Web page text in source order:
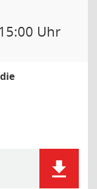
Uhr